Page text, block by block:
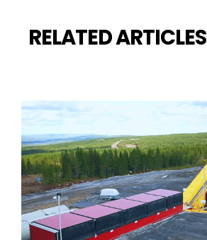
RELATED ARTICLES